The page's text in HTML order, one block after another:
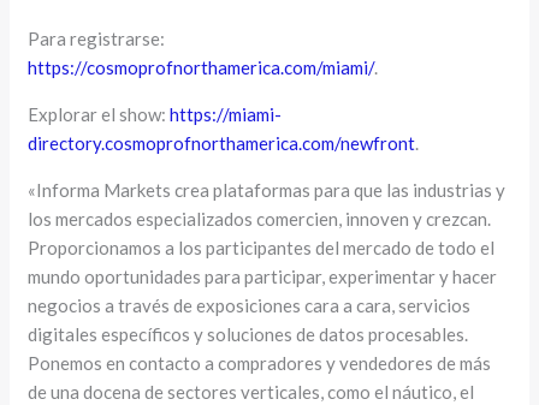
Para registrarse:
https://cosmoprofnorthamerica.com/miami/.
Explorar el show:https://miami-
directory.cosmoprofnorthamerica.com/newfront.
«Informa Markets crea plataformas para que las industrias y
los mercados especializados comercien, innoven y crezcan.
Proporcionamos a los participantes del mercado de todo el
mundo oportunidades para participar, experimentar y hacer
negocios a través de exposiciones cara a cara, servicios
digitales específicos y soluciones de datos procesables.
Ponemos en contacto a compradores y vendedores de más
de una docena de sectores verticales, como el náutico, el